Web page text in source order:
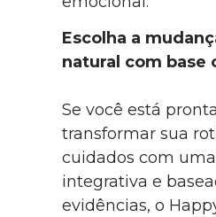
Escolha a
natural com base
Se você está
transformar sua
cuidados com
integrativa e
evidências, o